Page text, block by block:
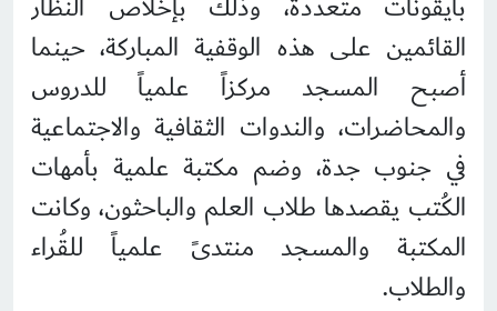
القائمين على هذه الوقفية المباركة، حينما
أصبح المسجد مركزاً علمياً للدروس
والمحاضرات، والندوات الثقافية والاجتماعية
في جنوب جدة، وضم مكتبة علمية بأمهات
الكُتب يقصدها طلاب العلم والباحثون، وكانت
المكتبة والمسجد منتدىً علمياً للقُراء
والطلاب.